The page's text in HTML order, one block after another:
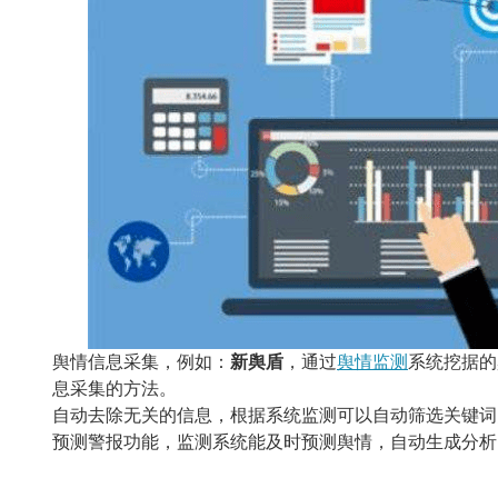
舆情信息采集，例如： 新舆盾 ，通过舆情监测 系统挖据
息采集的方法。
自动去除无关的信息，根据系统监测可以自动筛选关键
预测警报功能，监测系统能及时预测舆情，自动生成分